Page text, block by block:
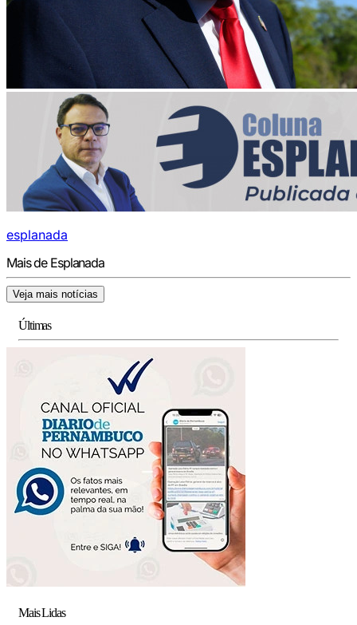
esplanada
Mais de Esplanada
Veja mais notícias
Últimas
Mais Lidas